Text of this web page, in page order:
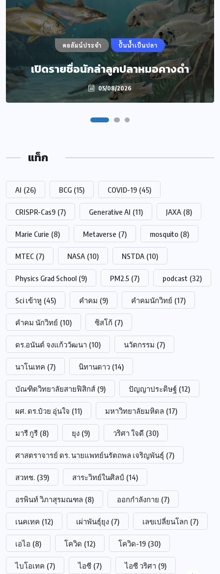
คอลัมน์ประจำ ปั้นน้ำเป็นปลา
เปิดรายชื่อนักล่าลูกปลาหมอคางดำ
05/08/2026
ข่าววิทย์
ไฟป่าปลดล็อกมหันตภัยซ่อนเร้น เปลี่ยน
แร่ธาตุในดินเป็นสารพิษอันตรายลอยแพร่
กระจายในอากาศ
04/08/2026
แท็ก
AI (26) BCG (15) COVID-19 (45)
CRISPR-Cas9 (7) Generative AI (11) JAXA (8)
Marie Curie (8) Metaverse (7) mosquito (8)
MTEC (7) NASA (10) NSTDA (10)
Physics Grad School (9) PM2.5 (7) podcast (32)
Sci เข้าหู (45) คำคม (9) คำคมนักวิทย์ (17)
คำคม นักวิทย์ (10) ซิสโก้ (7)
ดร.อนันต์ จงแก้ววัฒนา (10) นวัตกรรม (7)
นาโนเทค (7) นิทานดาว (14)
บัณฑิตวิทยาลัยสายฟิสิกส์ (9) ปัญญาประดิษฐ์ (12)
ผศ. ดร.ป๋วย อุ่นใจ (11) มหาวิทยาลัยมหิดล (17)
มารี กูรี (8) ยุง (9) วริศา ใจดี (30)
ศาสตราจารย์ ดร. นายแพทย์นรัตถพล เจริญพันธุ์ (7)
สวทช. (39) สาระวิทย์ในศิลป์ (14)
อรพินท์ วิภาสุรมณฑล (8) ออกกำลังกาย (7)
เนคเทค (12) เผ่าพันธุ์ยุง (7) เลขเปลี่ยนโลก (7)
เอไอ (8) โควิด (12) โควิด-19 (30)
ไบโอเทค (7) ไอซี (7) ไอซี วริศา (9)